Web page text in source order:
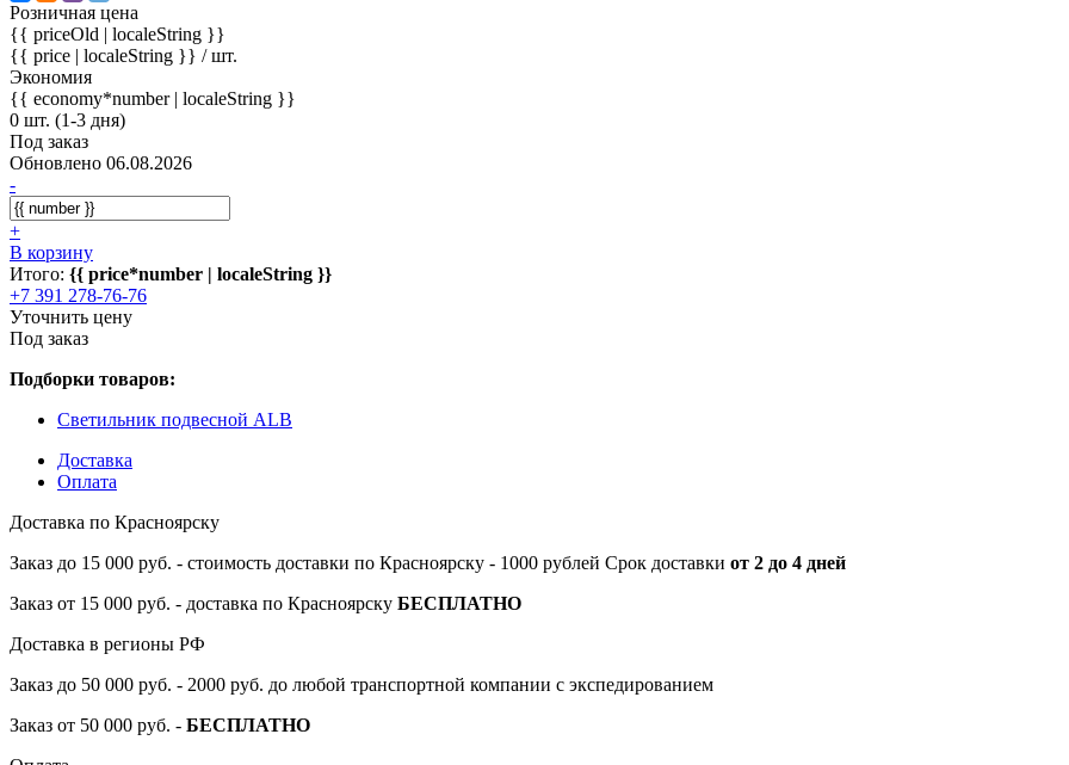
Розничная цена
{{ priceOld | localeString }}
{{ price | localeString }} / шт.
Экономия
{{ economy*number | localeString }}
0 шт. (1-3 дня)
Под заказ
Обновлено 06.08.2026
-
+
В корзину
Итого: {{ price*number | localeString }}
+7 391 278-76-76
Уточнить цену
Под заказ
Подборки товаров:
Светильник подвесной ALB
Доставка
Оплата
Доставка по Красноярску
Заказ до 15 000 руб. - стоимость доставки по Красноярску - 1000 рублей Срок доставки от 2 до 4 дней
Заказ от 15 000 руб. - доставка по Красноярску БЕСПЛАТНО
Доставка в регионы РФ
Заказ до 50 000 руб. - 2000 руб. до любой транспортной компании с экспедированием
Заказ от 50 000 руб. - БЕСПЛАТНО